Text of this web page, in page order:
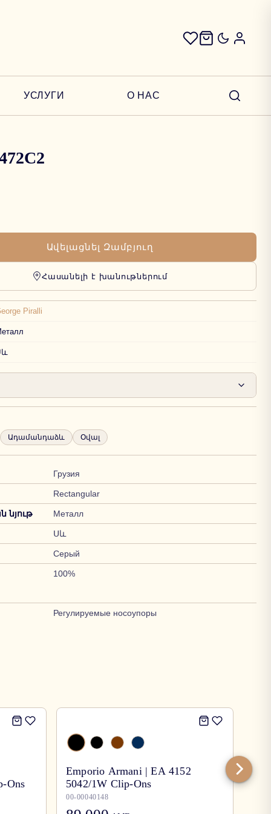
УСЛУГИ О НАС
Ավելացնել Զամբյուղ
Հասանելի է խանութներում
Piralli
Ադամանդաձև Օվալ
Грузия
Rectangular
Металл
Սև
Серый
100%
Регулируемые носоупоры
Ons
Emporio Armani | EA 4152
5042/1W Clip-Ons
00-00040148